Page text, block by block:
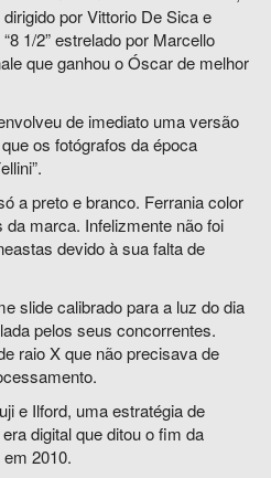
por Vittorio De Sica e
1/2” estrelado por Marcello
que ganhou o Óscar de melhor
de imediato uma versão
os fotógrafos da época
a preto e branco. Ferrania color
marca. Infelizmente não foi
devido à sua falta de
slide calibrado para a luz do dia
pelos seus concorrentes.
raio X que não precisava de
e Ilford, uma estratégia de
digital que ditou o fim da
2010.